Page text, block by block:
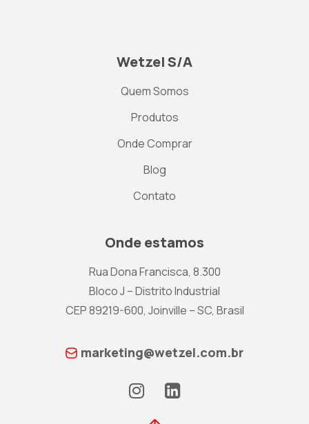
Wetzel S/A
Quem Somos
Produtos
Onde Comprar
Blog
Contato
Onde estamos
Rua Dona Francisca, 8.300
Bloco J – Distrito Industrial
CEP 89219-600, Joinville – SC, Brasil
marketing@wetzel.com.br